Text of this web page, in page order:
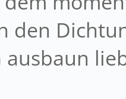
den
ausbaun